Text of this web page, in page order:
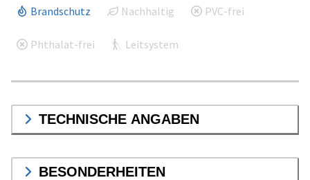
Brandschutz Nachhaltig PVC-frei
Phthalat-frei Leitsystem
TECHNISCHE ANGABEN
BESONDERHEITEN